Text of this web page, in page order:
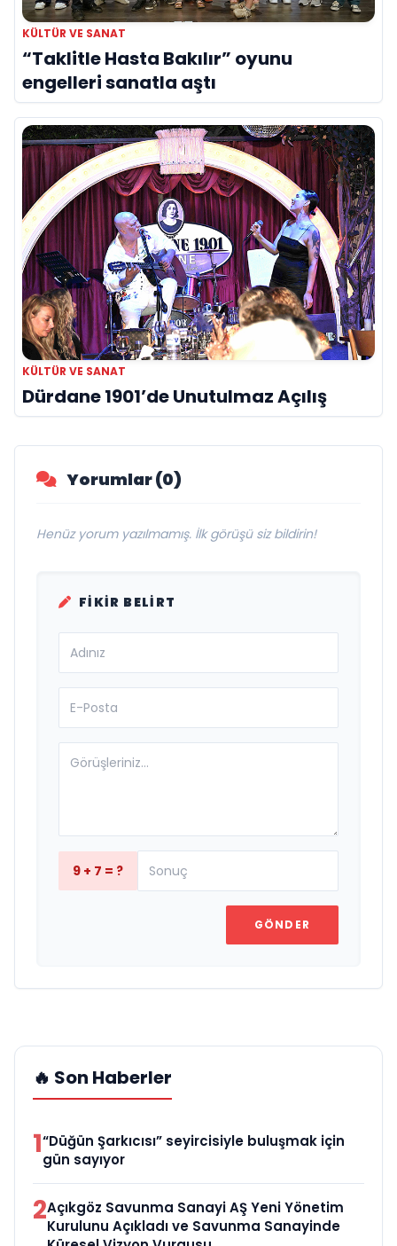
KÜLTÜR VE SANAT
“Taklitle Hasta Bakılır” oyunu
engelleri sanatla aştı
KÜLTÜR VE SANAT
Dürdane 1901’de Unutulmaz Açılış
Yorumlar (0)
Henüz yorum yazılmamış. İlk görüşü siz bildirin!
FIKIR BELIRT
9 + 7 = ?
GÖNDER
🔥 Son Haberler
1“Düğün Şarkıcısı” seyircisiyle buluşmak için
gün sayıyor
2Açıkgöz Savunma Sanayi AŞ Yeni Yönetim
Kurulunu Açıkladı ve Savunma Sanayinde